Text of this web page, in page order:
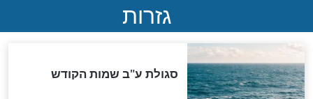
המסמך האבוד שנחשף
במרתפי מוסקבה: כתב היד
הנדיר של הרשב"ם התגלה